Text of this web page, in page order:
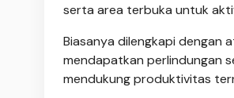
serta area terbuka untuk
Biasanya dilengkapi dengan
mendapatkan perlindungan
mendukung produktivitas